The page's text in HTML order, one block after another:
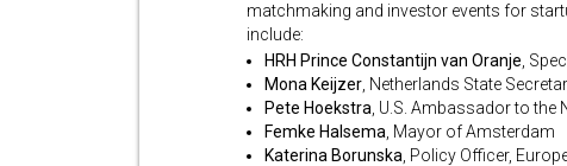
matchmaking and investor events for
include:
HRH Prince Constantijn van Oranje ,
Mona Keijzer , Netherlands State
Pete Hoekstra , U.S. Ambassador to the
Femke Halsema , Mayor of Amsterdam
Katerina Borunska , Policy Officer,